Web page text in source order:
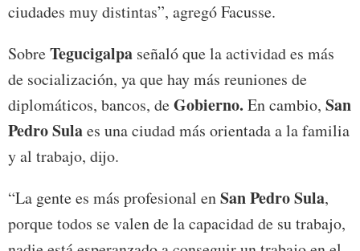
ciudades muy distintas”, agregó Facusse.
SobreTegucigalpa señaló que la actividad es más
de socialización, ya que hay más reuniones de
diplomáticos, bancos, deGobierno. En cambio, San
Pedro Sulaes una ciudad más orientada a la familia
y al trabajo, dijo.
“La gente es más profesional enSan Pedro Sula,
porque todos se valen de la capacidad de su trabajo,